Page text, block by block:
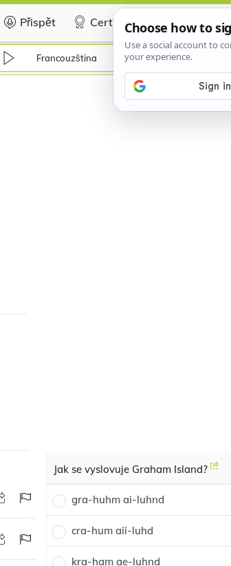
Přispět Certificate
Francouzština
Jak se vyslovuje Graham Island?
gra-huhm ai-luhnd
cra-hum aii-luhd
kra-ham ae-luhnd